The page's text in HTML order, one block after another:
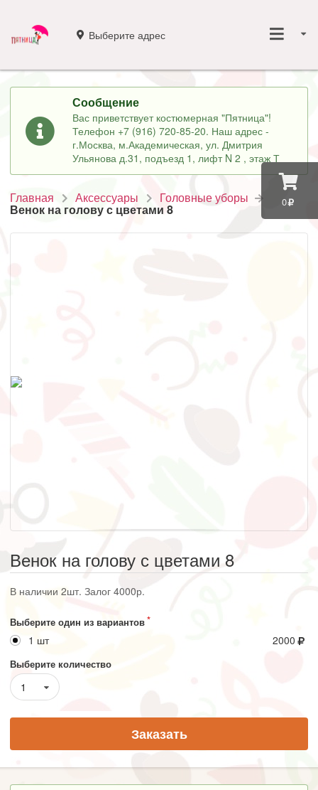
0
Выберите адрес
Сообщение
Вас приветствует костюмерная "Пятница"!
Телефон +7 (916) 720-85-20. Наш адрес -
г.Москва, м.Академическая, ул. Дмитрия
Ульянова д.31, подъезд 1, лифт N 2 , этаж Т
Главная Аксессуары Головные уборы
Венок на голову с цветами 8
Венок на голову с цветами 8
В наличии 2шт. Залог 4000р.
Выберите один из вариантов
1 шт 2000
Выберите количество
1
Заказать